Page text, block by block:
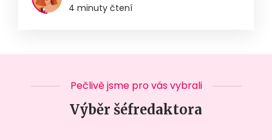
4 minuty čtení
Pečlivě jsme pro vás vybrali
Výběr šéfredaktora